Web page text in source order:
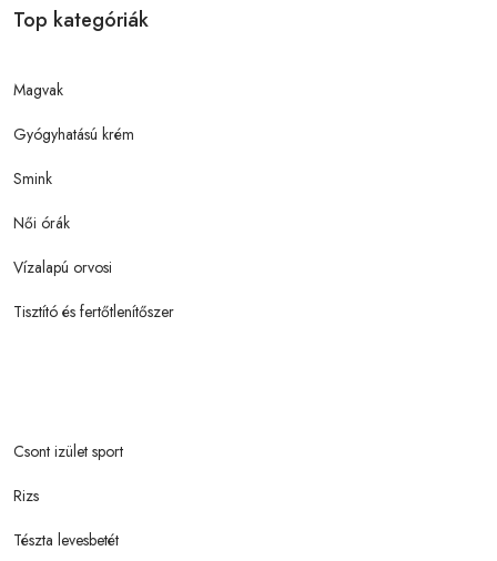
Top kategóriák
Magvak
Gyógyhatású krém
Smink
Női órák
Vízalapú orvosi
Tisztító és fertőtlenítőszer
Csont izület sport
Rizs
Tészta levesbetét